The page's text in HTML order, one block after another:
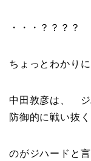
・・・？？？？
ちょっとわかり
中田敦彦は、 ジ
防御的に戦い抜く
のがジハードと言